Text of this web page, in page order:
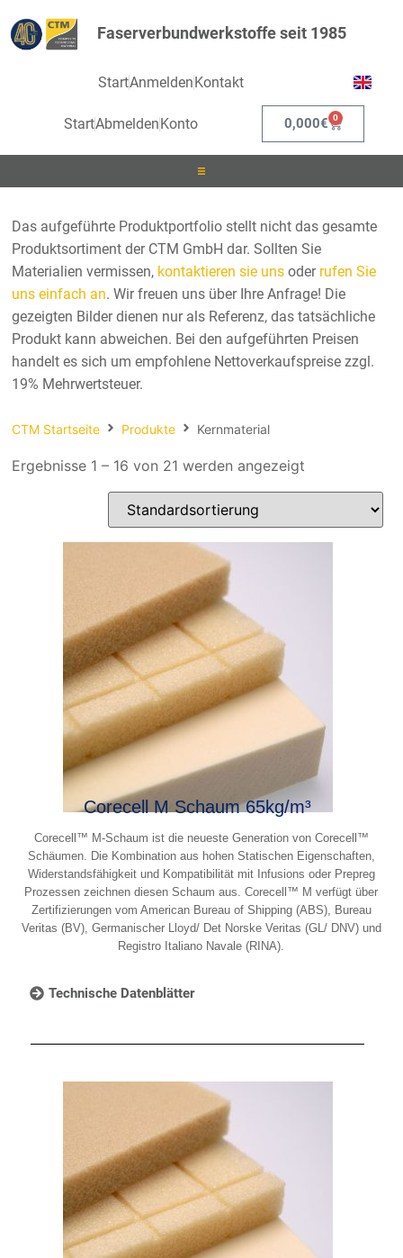
Faserverbundwerkstoffe seit 1985
StartAnmeldenKontakt
StartAbmelden Konto 0,000€ 0
Kleben
Beschichten
Fasern
Kernmaterial
Verbrauchsmaterial
Werkzeug
MirkaNEU
Das aufgeführte Produktportfolio stellt nicht das gesamte
Produktsortiment der CTM GmbH dar. Sollten Sie
Materialien vermissen, kontaktieren sie uns oder rufen Sie
uns einfach an. Wir freuen uns über Ihre Anfrage! Die
gezeigten Bilder dienen nur als Referenz, das tatsächliche
Produkt kann abweichen. Bei den aufgeführten Preisen
handelt es sich um empfohlene Nettoverkaufspreise zzgl.
19% Mehrwertsteuer.
CTM Startseite Produkte Kernmaterial
Ergebnisse 1 – 16 von 21 werden angezeigt
Corecell M Schaum 65kg/m³
Corecell™ M-Schaum ist die neueste Generation von Corecell™
Schäumen. Die Kombination aus hohen Statischen Eigenschaften,
Widerstandsfähigkeit und Kompatibilität mit Infusions oder Prepreg
Prozessen zeichnen diesen Schaum aus. Corecell™ M verfügt über
Zertifizierungen vom American Bureau of Shipping (ABS), Bureau
Veritas (BV), Germanischer Lloyd/ Det Norske Veritas (GL/ DNV) und
Registro Italiano Navale (RINA).
Technische Datenblätter